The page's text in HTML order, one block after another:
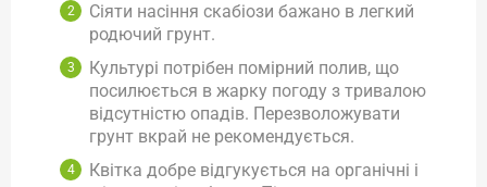
Сіяти насіння скабіози бажано в легкий
родючий грунт.
Культурі потрібен помірний полив, що
посилюється в жарку погоду з тривалою
відсутністю опадів. Перезволожувати
грунт вкрай не рекомендується.
Квітка добре відгукується на органічні і